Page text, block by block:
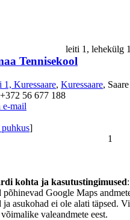
leiti 1,
Tennisekool
1, Kuressaare, Kuressaare, Saare
56 677 188
e-mail
]
1
kohta ja kasutustingimused
põhinevad Google Maps
ja asukohad ei ole alati täpsed.
valeandmete eest.